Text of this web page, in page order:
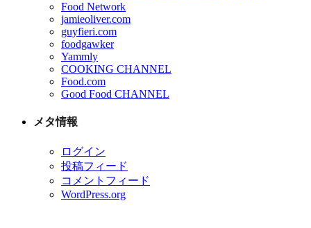
Food Network
jamieoliver.com
guyfieri.com
foodgawker
Yammly
COOKING CHANNEL
Food.com
Good Food CHANNEL
メタ情報
ログイン
投稿フィード
コメントフィード
WordPress.org